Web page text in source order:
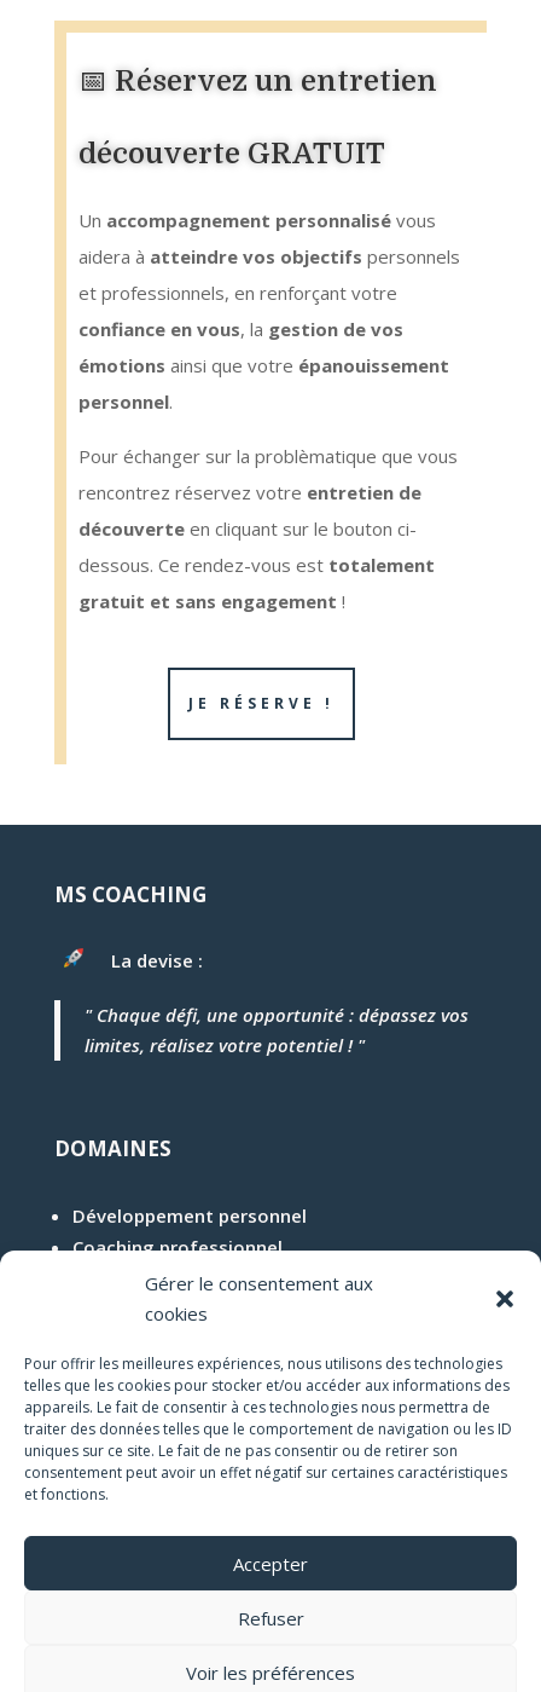
Gérer le consentement aux
cookies
Pour offrir les meilleures expériences, nous utilisons des technologies
telles que les cookies pour stocker et/ou accéder aux informations des
appareils. Le fait de consentir à ces technologies nous permettra de
traiter des données telles que le comportement de navigation ou les ID
uniques sur ce site. Le fait de ne pas consentir ou de retirer son
consentement peut avoir un effet négatif sur certaines caractéristiques
et fonctions.
Accepter
Refuser
Voir les préférences
📅 Réservez un entretien
découverte GRATUIT
Un accompagnement personnalisévous
aidera à atteindre vos objectifs personnels
et professionnels, en renforçant votre
confiance en vous, la gestion de vos
émotions ainsi que votre épanouissement
personnel.
Pour échanger sur la problèmatique que vous
rencontrez réservez votre entretien de
découverteen cliquant sur le bouton ci-
dessous. Ce rendez-vous est totalement
gratuit et sans engagement !
JE RÉSERVE !
MS COACHING
La devise :
" Chaque défi, une opportunité : dépassez vos
limites, réalisez votre potentiel ! "
DOMAINES
Développement personnel
Coaching professionnel
Coaching de vie
COORDONNÉES

France

06 65 11 72 56
Designed byEMdigital
Mentions légales|Politique de confidentialité